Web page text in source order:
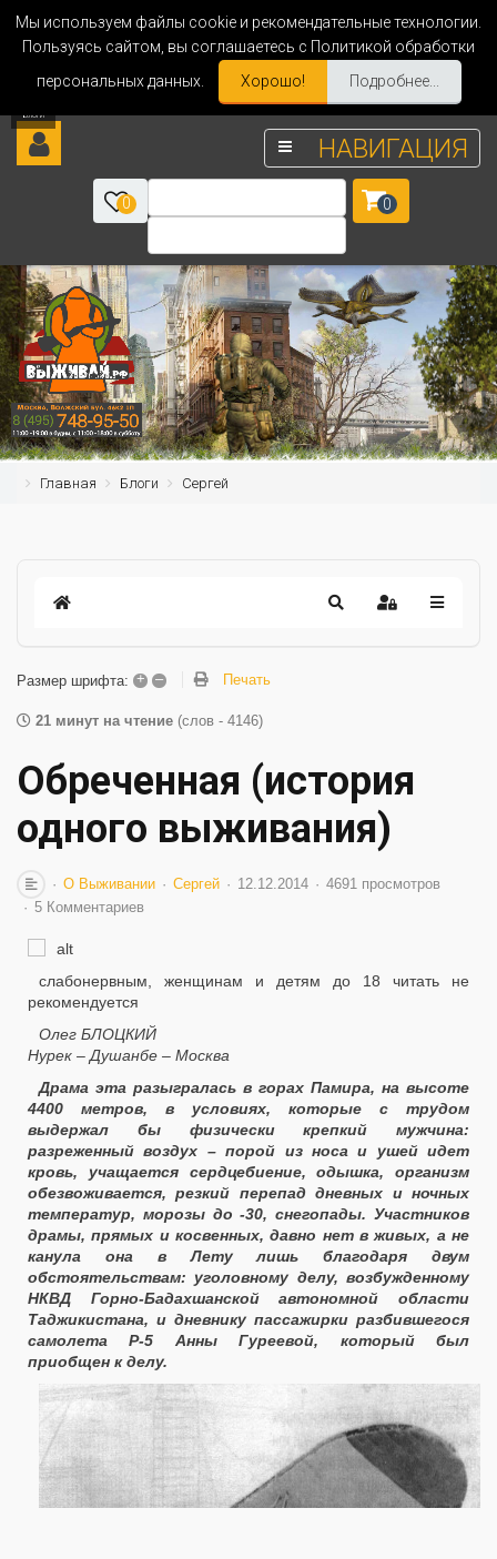
Мы используем файлы cookie и рекомендательные технологии.
Пользуясь сайтом, вы соглашаетесь с Политикой обработки
персональных данных.
Хорошо! Подробнее...
НАВИГАЦИЯ
0 0
Главная Блоги Сергей
Размер шрифта: + – Печать
21 минут на чтение (слов - 4146)
Обреченная (история
одного выживания)
О Выживании Сергей 12.12.2014
4691 просмотров
5 Комментариев
слабонервным, женщинам и детям до 18 читать не
рекомендуется
Олег БЛОЦКИЙ
Нурек – Душанбе – Москва
Драма эта разыгралась в горах Памира, на высоте
4400 метров, в условиях, которые с трудом
выдержал бы физически крепкий мужчина:
разреженный воздух – порой из носа и ушей идет
кровь, учащается сердцебиение, одышка, организм
обезвоживается, резкий перепад дневных и ночных
температур, морозы до -30, снегопады. Участников
драмы, прямых и косвенных, давно нет в живых, а не
канула она в Лету лишь благодаря двум
обстоятельствам: уголовному делу, возбужденному
НКВД Горно-Бадахшанской автономной области
Таджикистана, и дневнику пассажирки разбившегося
самолета Р-5 Анны Гуреевой, который был
приобщен к делу.